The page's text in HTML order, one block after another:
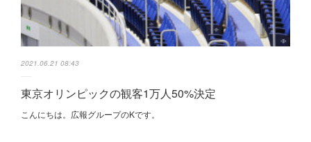
2021.06.21 08:43
東京オリンピックの観客1万人50%決定
こんにちは。広報グループのKです。